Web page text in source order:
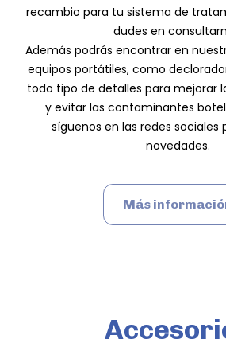
recambio para tu sistema de
dudes en
Además podrás encontrar en
equipos portátiles, como
todo tipo de detalles para mejorar
y evitar las contaminantes
síguenos en las redes sociales
novedades.
Más